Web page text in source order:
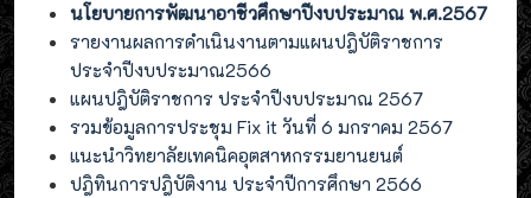
นโยบายการพัฒนาอาชีวศึกษาปีงบประมาณ พ.ศ.2567
รายงานผลการดำเนินงานตามแผนปฎิบัติราชการ
ประจำปีงบประมาณ2566
แผนปฎิบัติราชการ ประจำปีงบประมาณ 2567
รวมข้อมูลการประชุม Fix it วันที่ 6 มกราคม 2567
แนะนำวิทยาลัยเทคนิคอุตสาหกรรมยานยนต์
ปฎิทินการปฎิบัติงาน ประจำปีการศึกษา 2566